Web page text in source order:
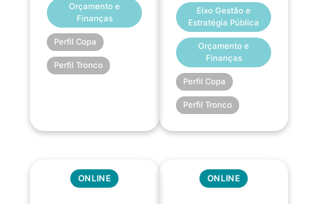
Orçamento e
Finanças
Perfil Copa
Perfil Tronco
Eixo Gestão e
Estratégia Pública
Orçamento e
Finanças
Perfil Copa
Perfil Tronco
ONLINE ONLINE